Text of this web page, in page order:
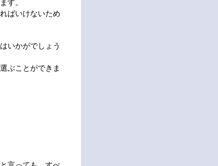
す。
ばいけないため
いかがでしょう
ぶことができま